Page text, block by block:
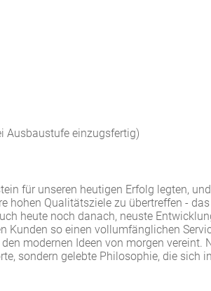
Ausbaustufe einzugsfertig)
für unseren heutigen Erfolg legten,
hohen Qualitätsziele zu übertreffen - das
heute noch danach, neuste
Kunden so einen vollumfänglichen
modernen Ideen von morgen vereint.
sondern gelebte Philosophie, die sich